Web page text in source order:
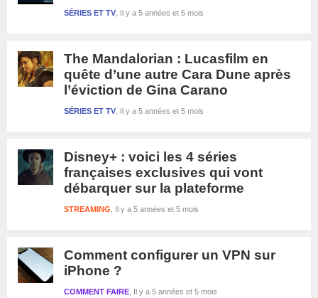
Il y a 5 années et 5 mois
SÉRIES ET TV
The Mandalorian : Lucasfilm en
quête d’une autre Cara Dune après
l’éviction de Gina Carano
Il y a 5 années et 5 mois
SÉRIES ET TV
Disney+ : voici les 4 séries
françaises exclusives qui vont
débarquer sur la plateforme
Il y a 5 années et 5 mois
STREAMING
Comment configurer un VPN sur
iPhone ?
Il y a 5 années et 5 mois
COMMENT FAIRE